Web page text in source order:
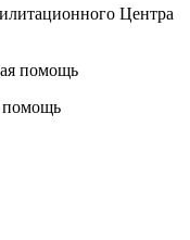
Центра
помощь